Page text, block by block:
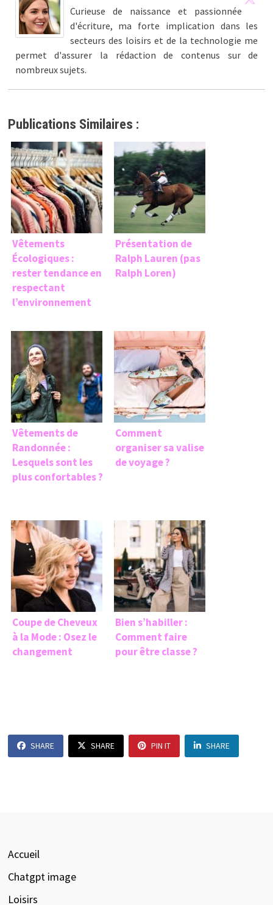
Curieuse de naissance et passionnée
d'écriture, ma forte implication dans les
secteurs des loisirs et de la technologie me
permet d'assurer la rédaction de contenus sur de
nombreux sujets.
Publications Similaires :
Vêtements
Écologiques :
rester tendance en
respectant
l’environnement
Présentation de
Ralph Lauren (pas
Ralph Loren)
Vêtements de
Randonnée :
Lesquels sont les
plus confortables ?
Comment
organiser sa valise
de voyage ?
Coupe de Cheveux
à la Mode : Osez le
changement
Bien s’habiller :
Comment faire
pour être classe ?
SHARE SHARE PIN IT SHARE
Accueil
Chatgpt image
Loisirs